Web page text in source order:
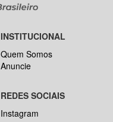
INSTITUCIONAL
Quem Somos
Anuncie
REDES SOCIAIS
Instagram